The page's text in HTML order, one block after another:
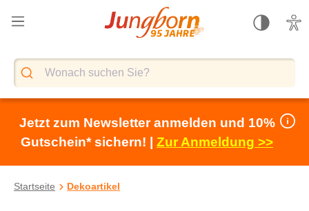
springen
Jetzt zum Newsletter anmelden und 10%
Gutschein* sichern! | Zur Anmeldung >>
Startseite Dekoartikel